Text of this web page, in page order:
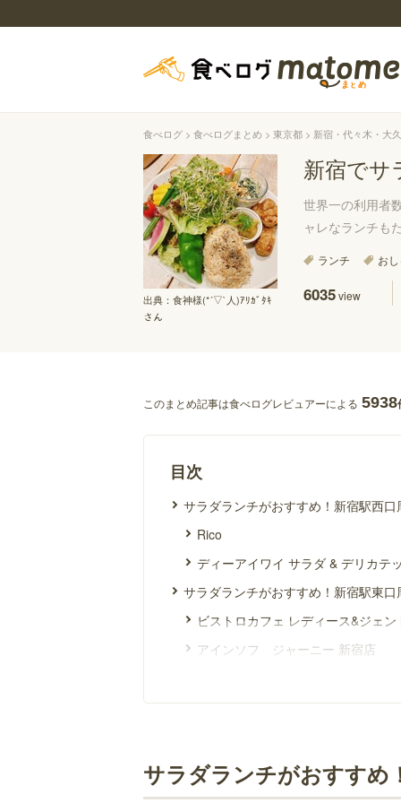
食べログ 食べログまとめ 東京都 新宿・代々木・大
出典： 食神様(*´▽`人)ｱﾘｶﾞﾀｷ
さん
新宿でサ
世界一の利用者
ャレなランチも
ランチ お
6035view
このまとめ記事は食べログレビュアーによる 5938
目次
サラダランチがおすすめ！新宿駅西口
Rico
ディーアイワイ サラダ & デリカテ
サラダランチがおすすめ！新宿駅東口
ビストロカフェ レディース&ジェン
アインソフ ジャーニー 新宿店
アナログ 新宿
ベーカリー&レストラン 沢村 新宿
BOWLS cafe
サラダランチがおすすめ